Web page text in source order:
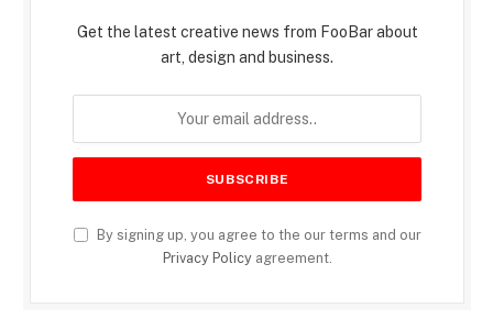
Get the latest creative news from FooBar about
art, design and business.
By signing up, you agree to the our terms and our
Privacy Policyagreement.